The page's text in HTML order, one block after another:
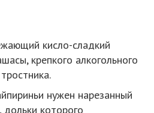
кисло-сладкий
крепкого алкогольного
нужен нарезанный
которого